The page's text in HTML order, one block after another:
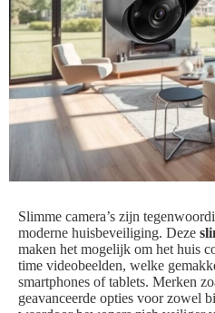
Slimme camera’s zijn
moderne huisbeveiliging. Deze
maken het mogelijk om het huis
time videobeelden, welke
smartphones of tablets. Merken
geavanceerde opties voor zowel